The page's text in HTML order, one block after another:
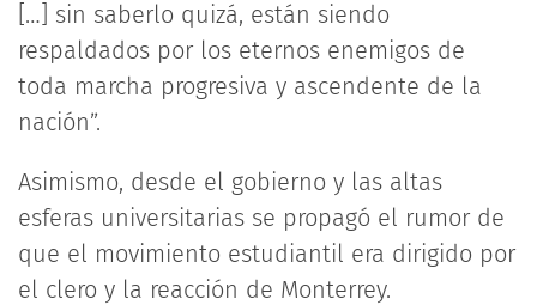
[…] sin saberlo quizá, están siendo
respaldados por los eternos enemigos de
toda marcha progresiva y ascendente de la
nación”.
Asimismo, desde el gobierno y las altas
esferas universitarias se propagó el rumor de
que el movimiento estudiantil era dirigido por
el clero y la reacción de Monterrey.